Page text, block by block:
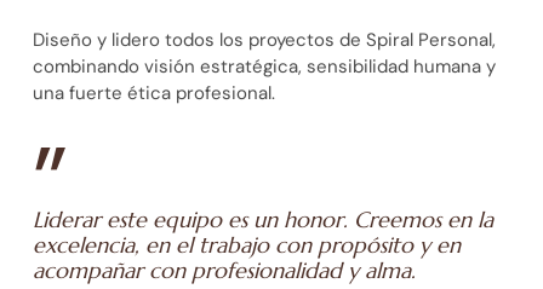
Diseño y lidero todos los proyectos de Spiral Personal,
combinando visión estratégica, sensibilidad humana y
una fuerte ética profesional.
”
Liderar este equipo es un honor. Creemos en la
excelencia, en el trabajo con propósito y en
acompañar con profesionalidad y alma.